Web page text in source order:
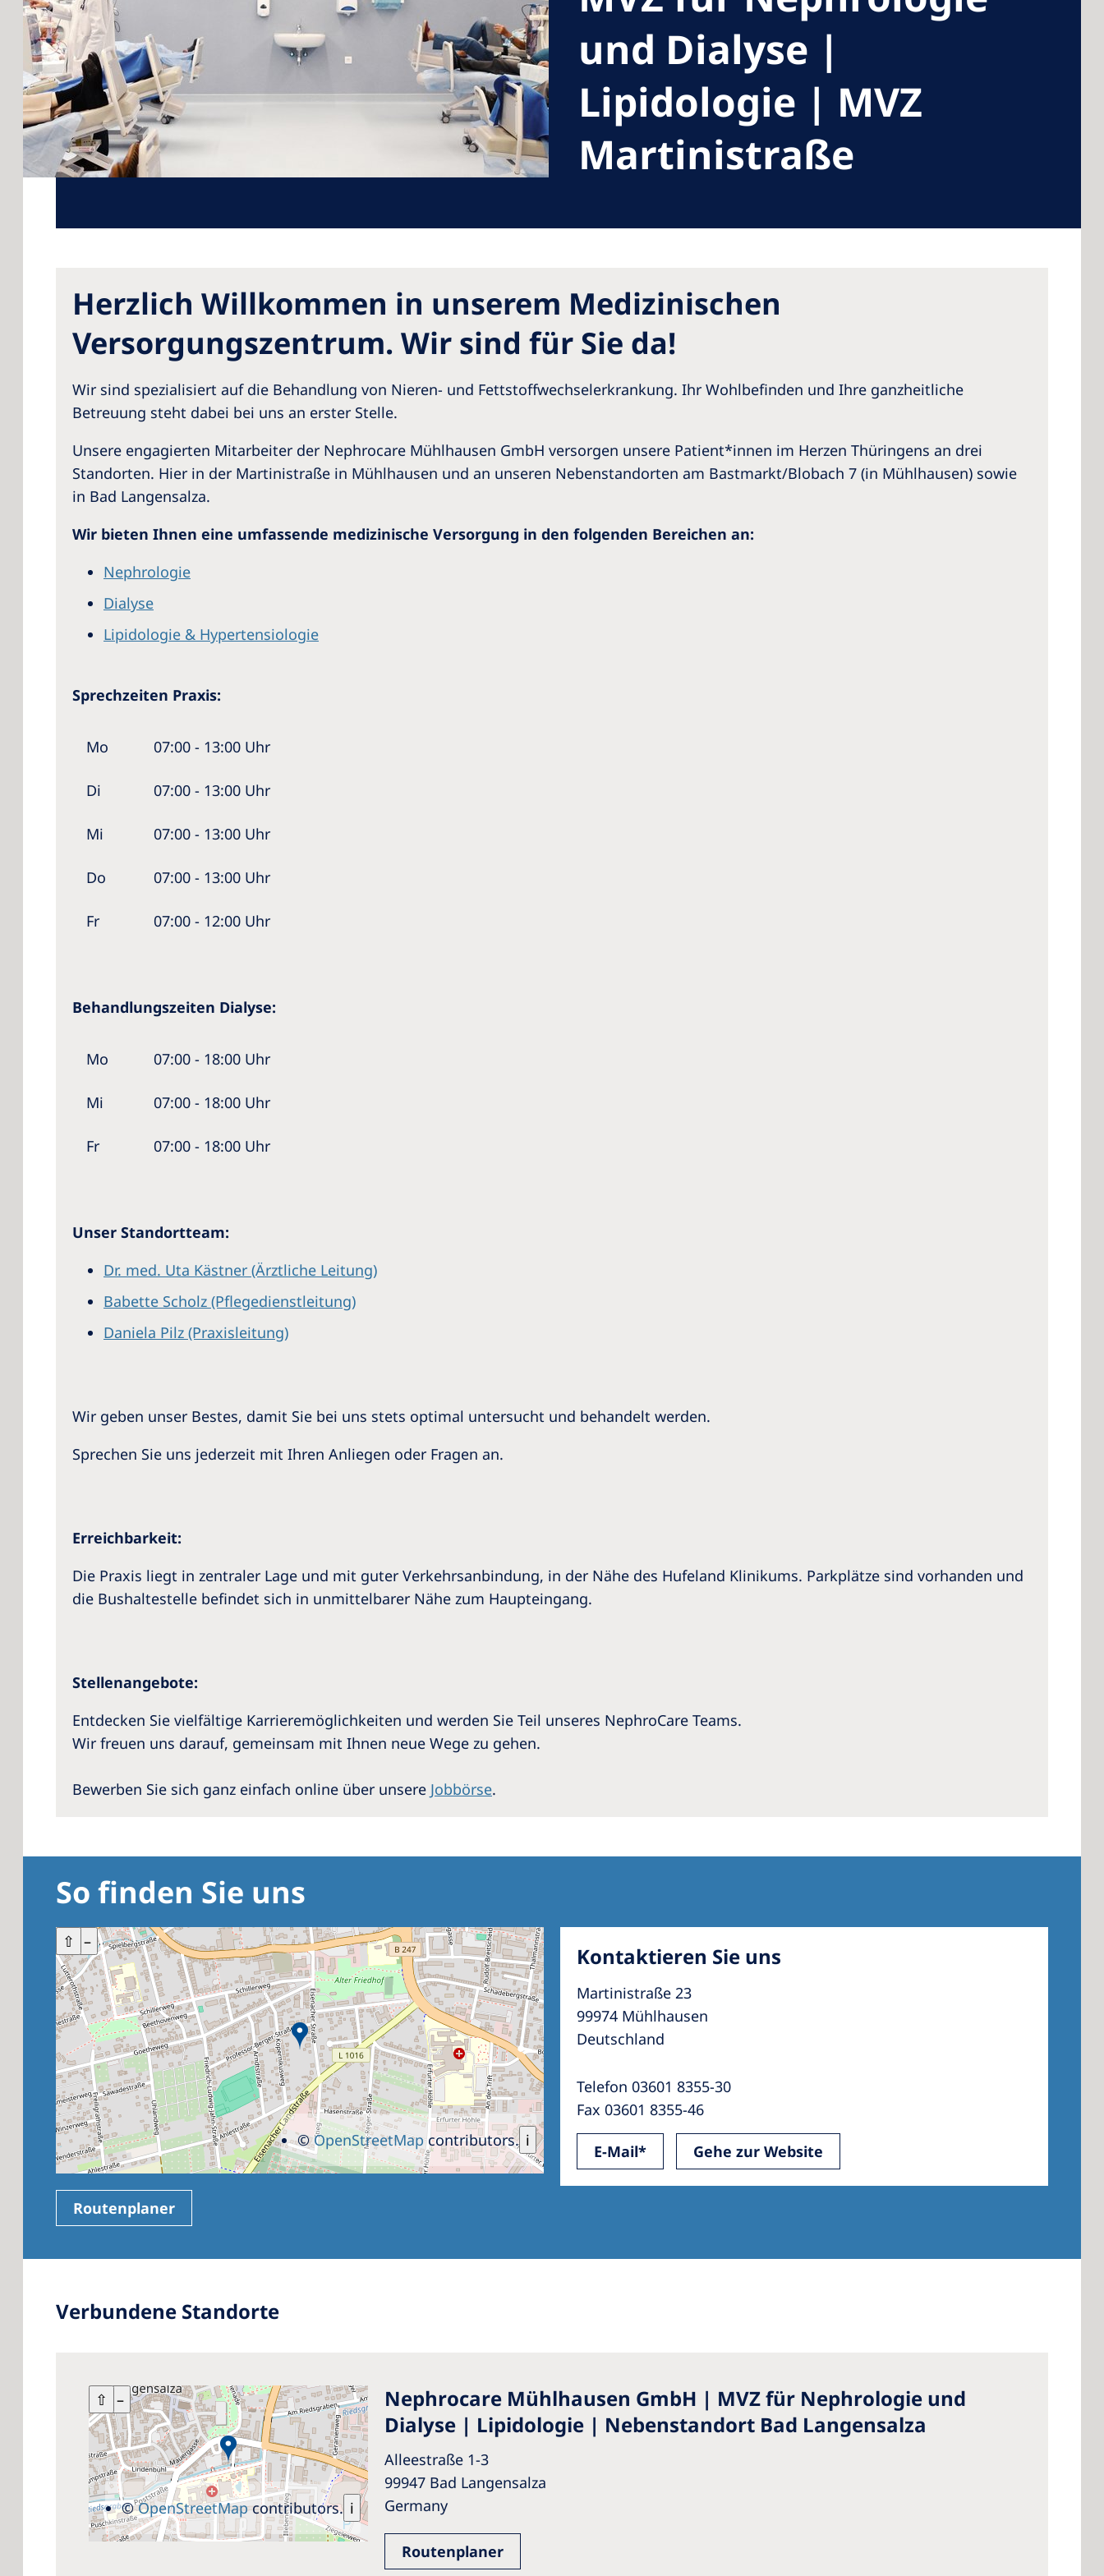
Romania
Russia
Asia Pacific
Asia Pacific
Australia
Philippines
North America
United States of
America
NephroCare International
und Dialyse |
Lipidologie | MVZ
Martinistraße
Herzlich Willkommen in unserem Medizinischen
Versorgungszentrum. Wir sind für Sie da!
Wir sind spezialisiert auf die Behandlung von Nieren- und Fettstoffwechselerkrankung. Ihr Wohlbefinden und Ihre ganzheitliche
Betreuung steht dabei bei uns an erster Stelle.
Unsere engagierten Mitarbeiter der Nephrocare Mühlhausen GmbH versorgen unsere Patient*innen im Herzen Thüringens an drei
Standorten. Hier in der Martinistraße in Mühlhausen und an unseren Nebenstandorten am Bastmarkt/Blobach 7 (in Mühlhausen) sowie
in Bad Langensalza.
Wir bieten Ihnen eine umfassende medizinische Versorgung in den folgenden Bereichen an:
Nephrologie
Dialyse
Lipidologie & Hypertensiologie
Sprechzeiten Praxis:
Mo 07:00 - 13:00 Uhr
Di 07:00 - 13:00 Uhr
Mi 07:00 - 13:00 Uhr
Do 07:00 - 13:00 Uhr
Fr 07:00 - 12:00 Uhr
Behandlungszeiten Dialyse:
Mo 07:00 - 18:00 Uhr
Mi 07:00 - 18:00 Uhr
Fr 07:00 - 18:00 Uhr
Unser Standortteam:
Dr. med. Uta Kästner (Ärztliche Leitung)
Babette Scholz (Pflegedienstleitung)
Daniela Pilz (Praxisleitung)
Wir geben unser Bestes, damit Sie bei uns stets optimal untersucht und behandelt werden.
Sprechen Sie uns jederzeit mit Ihren Anliegen oder Fragen an.
Erreichbarkeit:
Die Praxis liegt in zentraler Lage und mit guter Verkehrsanbindung, in der Nähe des Hufeland Klinikums. Parkplätze sind vorhanden und
die Bushaltestelle befindet sich in unmittelbarer Nähe zum Haupteingang.
Stellenangebote:
Entdecken Sie vielfältige Karrieremöglichkeiten und werden Sie Teil unseres NephroCare Teams.
Wir freuen uns darauf, gemeinsam mit Ihnen neue Wege zu gehen.
Bewerben Sie sich ganz einfach online über unsere Jobbörse.
So finden Sie uns
+ –
⇧
i
©OpenStreetMapcontributors.
Routenplaner
Kontaktieren Sie uns
Martinistraße 23
99974 Mühlhausen
Deutschland
Telefon 03601 8355-30
Fax 03601 8355-46
E-Mail* Gehe zur Website
Verbundene Standorte
+ –
⇧
i
©OpenStreetMapcontributors.
Nephrocare Mühlhausen GmbH | MVZ für Nephrologie und
Dialyse | Lipidologie | Nebenstandort Bad Langensalza
Alleestraße 1-3
99947 Bad Langensalza
Germany
Routenplaner